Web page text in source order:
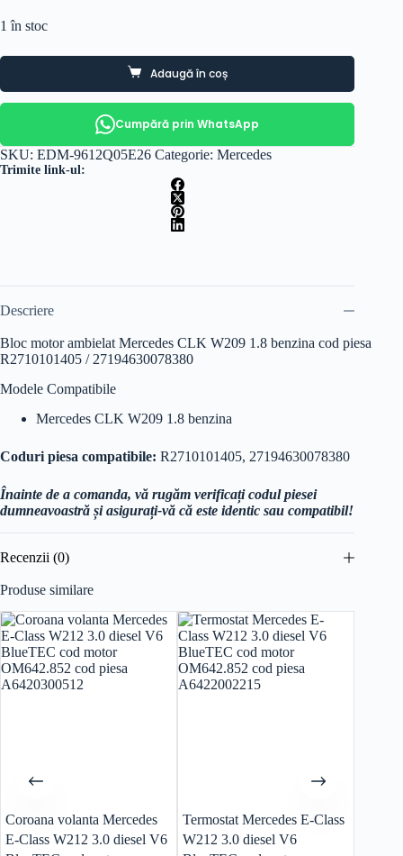
1 în stoc
Adaugă în coș
Cumpără prin WhatsApp
SKU: EDM-9612Q05E26 Categorie: Mercedes
Trimite link-ul:
Descriere
Bloc motor ambielat Mercedes CLK W209 1.8 benzina cod piesa
R2710101405 / 27194630078380
Modele Compatibile
Mercedes CLK W209 1.8 benzina
Coduri piesa compatibile: R2710101405, 27194630078380
Înainte de a comanda, vă rugăm verificați codul piesei
dumneavoastră și asigurați-vă că este identic sau compatibil!
Recenzii (0)
Produse similare
Coroana volanta Mercedes
E-Class W212 3.0 diesel V6
Termostat Mercedes E-Class
W212 3.0 diesel V6